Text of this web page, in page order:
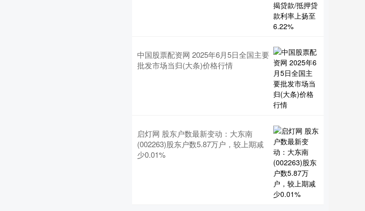
中国股票配资网 2025年6月5日全国主要
批发市场当归(大条)价格行情
启灯网 股东户数最新变动：大东南
(002263)股东户数5.87万户，较上期减
少0.01%